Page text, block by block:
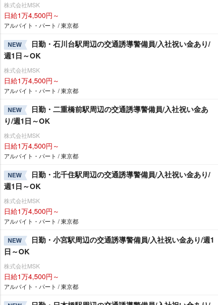
株式会社MSK
日給1万4,500円～
アルバイト・パート / 東京都
NEW
日勤・石川台駅周辺の交通誘導警備員/入社祝い金あり/
週1日～OK
株式会社MSK
日給1万4,500円～
アルバイト・パート / 東京都
NEW
日勤・二重橋前駅周辺の交通誘導警備員/入社祝い金あ
り/週1日～OK
株式会社MSK
日給1万4,500円～
アルバイト・パート / 東京都
NEW
日勤・北千住駅周辺の交通誘導警備員/入社祝い金あり/
週1日～OK
株式会社MSK
日給1万4,500円～
アルバイト・パート / 東京都
NEW
日勤・小宮駅周辺の交通誘導警備員/入社祝い金あり/週1
日～OK
株式会社MSK
日給1万4,500円～
アルバイト・パート / 東京都